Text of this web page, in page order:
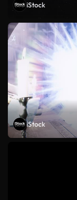
iStock
iStock